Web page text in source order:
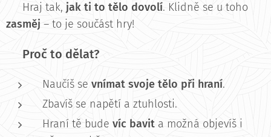
🎶 Hraj tak, jak ti to tělo dovolí. Klidně se u toho
zasměj – to je součást hry!
Proč to dělat?
Naučíš se vnímat svoje tělo při hraní.
Zbavíš se napětí a ztuhlosti.
Hraní tě bude víc bavit a možná objevíš i